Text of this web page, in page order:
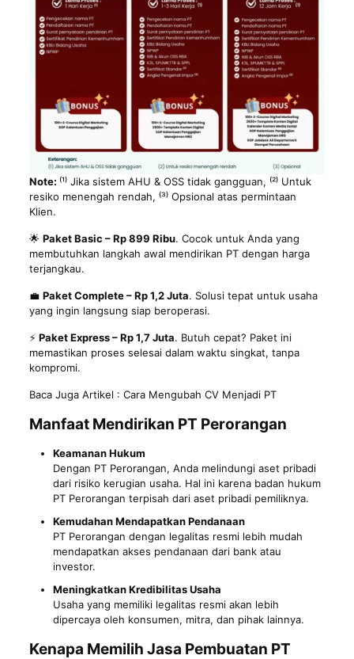
Note: ⁽¹⁾ Jika sistem AHU & OSS tidak gangguan, ⁽²⁾ Untuk
resiko menengah rendah, ⁽³⁾ Opsional atas permintaan
Klien.
🌟 Paket Basic – Rp 899 Ribu. Cocok untuk Anda yang
membutuhkan langkah awal mendirikan PT dengan harga
terjangkau.
💼 Paket Complete – Rp 1,2 Juta. Solusi tepat untuk usaha
yang ingin langsung siap beroperasi.
⚡ Paket Express – Rp 1,7 Juta. Butuh cepat? Paket ini
memastikan proses selesai dalam waktu singkat, tanpa
kompromi.
Baca Juga Artikel : Cara Mengubah CV Menjadi PT
Manfaat Mendirikan PT Perorangan
Keamanan Hukum
Dengan PT Perorangan, Anda melindungi aset pribadi
dari risiko kerugian usaha. Hal ini karena badan hukum
PT Perorangan terpisah dari aset pribadi pemiliknya.
Kemudahan Mendapatkan Pendanaan
PT Perorangan dengan legalitas resmi lebih mudah
mendapatkan akses pendanaan dari bank atau
investor.
Meningkatkan Kredibilitas Usaha
Usaha yang memiliki legalitas resmi akan lebih
dipercaya oleh konsumen, mitra, dan pihak lainnya.
Kenapa Memilih Jasa Pembuatan PT